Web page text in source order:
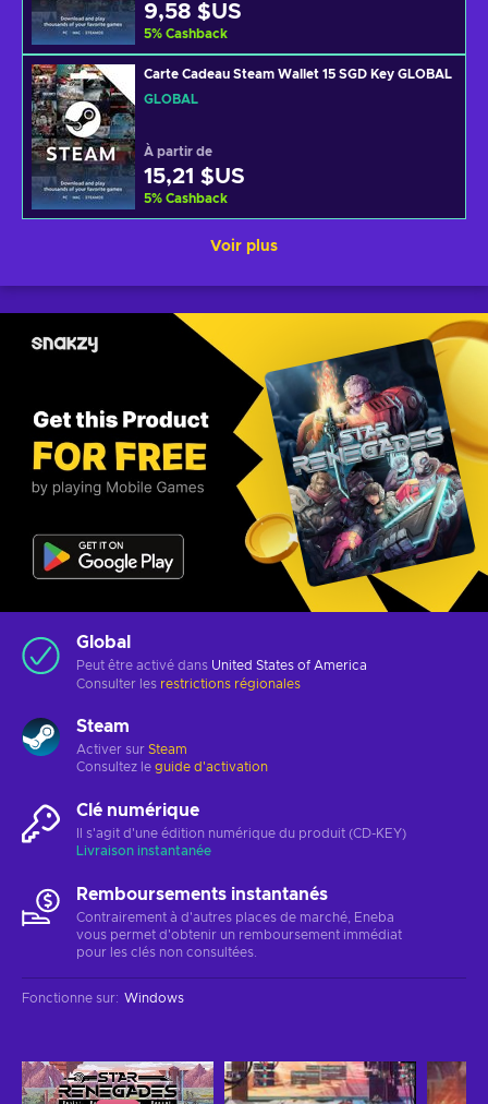
9,58 $US
5% Cashback
Carte Cadeau Steam Wallet 15 SGD Key GLOBAL
GLOBAL
À partir de
15,21 $US
5% Cashback
Voir plus
Global
Peut être activé dans United States of America
Consulter les restrictions régionales
Steam
Activer sur Steam
Consultez le guide d'activation
Clé numérique
Il s'agit d'une édition numérique du produit (CD-KEY)
Livraison instantanée
Remboursements instantanés
Contrairement à d'autres places de marché, Eneba
vous permet d'obtenir un remboursement immédiat
pour les clés non consultées.
Fonctionne sur: Windows